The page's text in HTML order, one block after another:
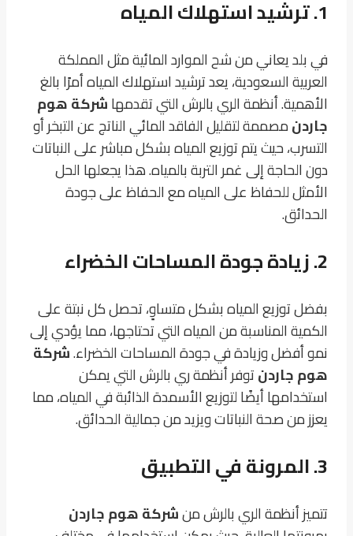
1. ترشيد استهلاك المياه
في بلد يعاني من شح الموارد المائية مثل المملكة
العربية السعودية، يعد ترشيد استهلاك المياه أمرًا بالغ
الأهمية. أنظمة الري بالرش التي تقدمهاشركة هوم
جاردنمصممة لتقليل الفاقد المائي الناتج عن التبخر أو
التسرب، حيث يتم توزيع المياه بشكل مباشر على النباتات
دون الحاجة إلى غمر التربة بالمياه. هذا يجعلها الحل
الأمثل للحفاظ على المياه مع الحفاظ على جودة
الحدائق.
2. زيادة جودة المساحات الخضراء
بفضل توزيع المياه بشكل متساوٍ، تحصل كل نبتة على
الكمية المناسبة من المياه التي تحتاجها، مما يؤدي إلى
نمو أفضل وزيادة في جودة المساحات الخضراء.شركة
هوم جاردنتوفر أنظمة ري بالرش التي يمكن
استخدامها أيضًا لتوزيع الأسمدة الذائبة في المياه، مما
يعزز من صحة النباتات ويزيد من جمالية الحدائق.
3. المرونة في التطبيق
تتميز أنظمة الري بالرش منشركة هوم جاردن